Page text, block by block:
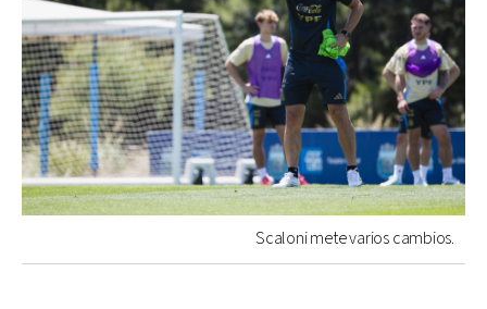
Scaloni mete varios cambios.